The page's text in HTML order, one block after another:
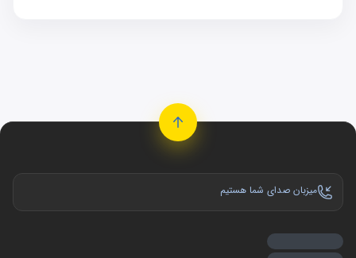
میزبان صدای شما هستیم